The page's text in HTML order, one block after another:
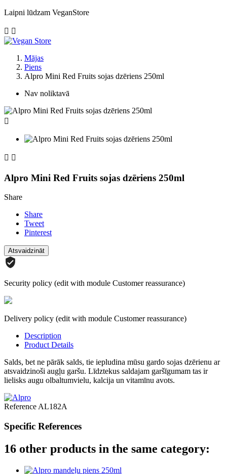
Laipni lūdzam VeganStore
 
Mājas
Piens
Alpro Mini Red Fruits sojas dzēriens 250ml
Nav noliktavā

 
Alpro Mini Red Fruits sojas dzēriens 250ml
Share
Share
Tweet
Pinterest
Security policy (edit with module Customer reassurance)
Delivery policy (edit with module Customer reassurance)
Description
Product Details
Salds, bet ne pārāk salds, tie iepludina mūsu gardo sojas dzērienu ar
atsvaidzinoši augļu garšu. Līdztekus saldajam garšīgumam tas ir
lielisks augu olbaltumvielu, kalcija un vitamīnu avots.
ReferenceAL182A
Specific References
16 other products in the same category: